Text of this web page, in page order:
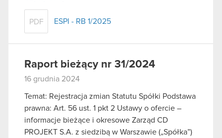
PDF ESPI - RB 1/2025
Raport bieżący nr 31/2024
16 grudnia 2024
Temat: Rejestracja zmian Statutu Spółki Podstawa
prawna: Art. 56 ust. 1 pkt 2 Ustawy o ofercie –
informacje bieżące i okresowe Zarząd CD
PROJEKT S.A. z siedzibą w Warszawie („Spółka”)